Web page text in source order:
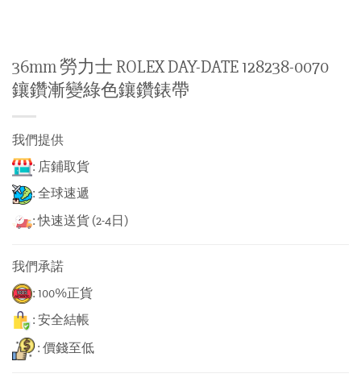
36mm 勞力士 ROLEX DAY-DATE 128238-0070
鑲鑽漸變綠色鑲鑽錶帶
我們提供
: 店鋪取貨
: 全球速遞
: 快速送貨 (2-4日)
我們承諾
: 100%正貨
: 安全結帳
: 價錢至低